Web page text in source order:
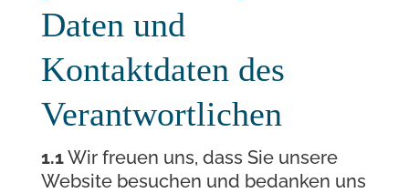
Daten und
Kontaktdaten des
Verantwortlichen
1.1Wir freuen uns, dass Sie unsere
Website besuchen und bedanken uns